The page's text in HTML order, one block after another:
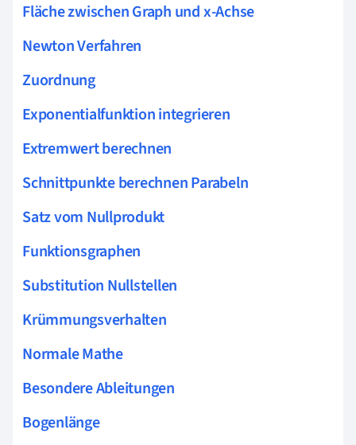
Fläche zwischen Graph und x-Achse
Newton Verfahren
Zuordnung
Exponentialfunktion integrieren
Extremwert berechnen
Schnittpunkte berechnen Parabeln
Satz vom Nullprodukt
Funktionsgraphen
Substitution Nullstellen
Krümmungsverhalten
Normale Mathe
Besondere Ableitungen
Bogenlänge